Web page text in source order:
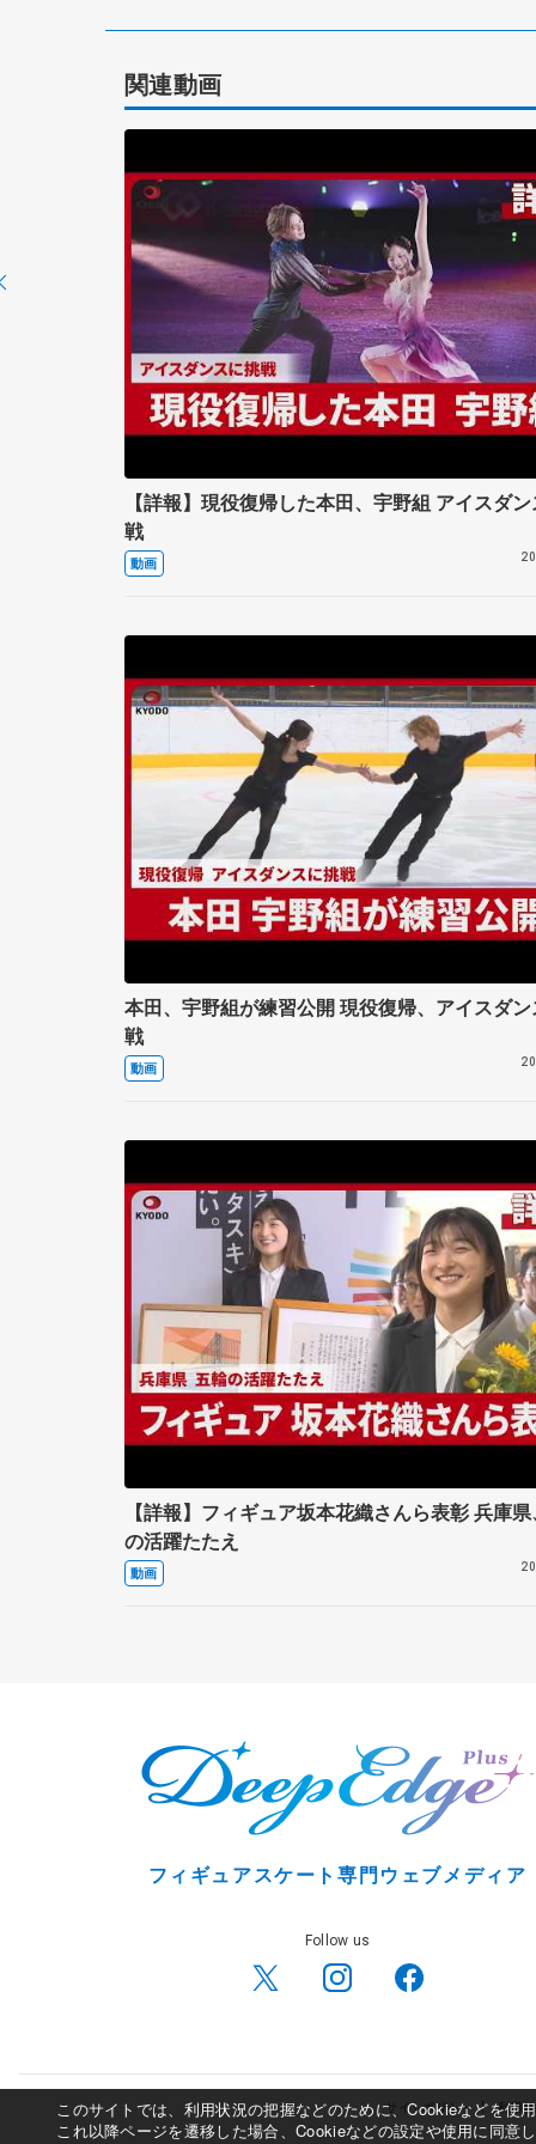
関連動画
【詳報】現役復帰した本田、宇野組 アイスダ
戦
動画
本田、宇野組が練習公開 現役復帰、アイスダ
戦
動画
【詳報】フィギュア坂本花織さんら表彰 兵庫
の活躍たたえ
動画
フィギュアスケート専門ウェブメディア
Follow us
サイトポリシー 利用
このサイトでは、利用状況の把握などのために、Cookieなどを使
これ以降ページを遷移した場合、Cookieなどの設定や使用に同意